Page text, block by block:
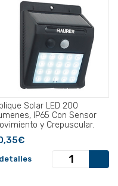
Solar LED 200
IP65 Con Sensor
y Crepuscular.